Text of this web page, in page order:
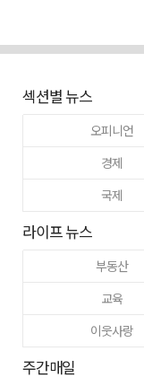
섹션별 뉴스
오피니언
경제
국제
라이프 뉴스
부동산
교육
이웃사랑
주간매일